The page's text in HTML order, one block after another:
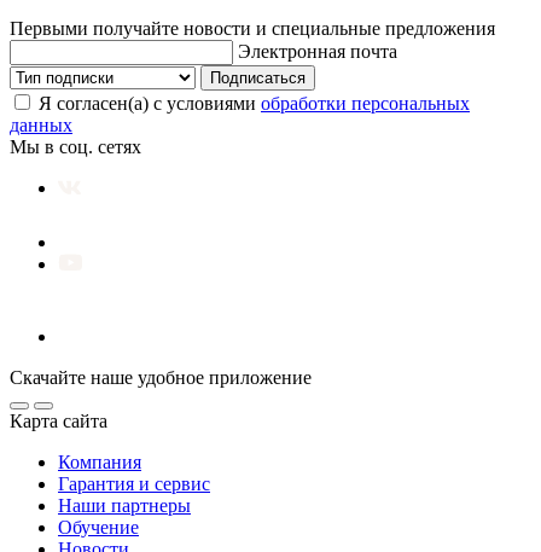
Первыми получайте новости и специальные предложения
Электронная почта
Подписаться
Я согласен(а) с условиями обработки персональных
данных
Мы в соц. сетях
Скачайте наше удобное приложение
Карта сайта
Компания
Гарантия и сервис
Наши партнеры
Обучение